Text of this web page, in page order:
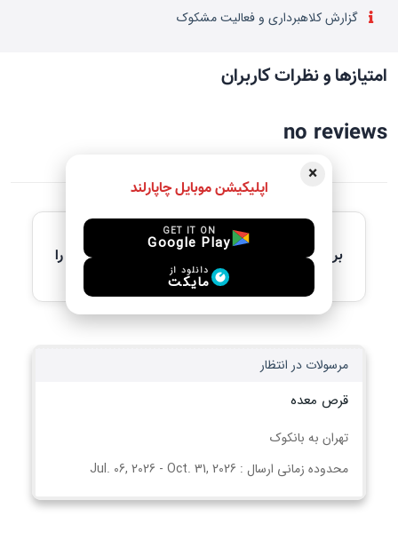
گزارش کلاهبرداری و فعالیت مشکوک
امتیازها و نظرات کاربران
no reviews
آخرین آگهی های فعال
برای مشاهده جزئیات کامل، لطفاً آگهی مورد نظر را
انتخاب کنید
مرسولات در انتظار
قرص معده
تهران به بانکوک
محدوده زمانی ارسال : Jul. 06, 2026 - Oct. 31, 2026
×
اپلیکیشن موبایل چاپارلند
GET IT ON
Google Play
دانلود از
مایکت